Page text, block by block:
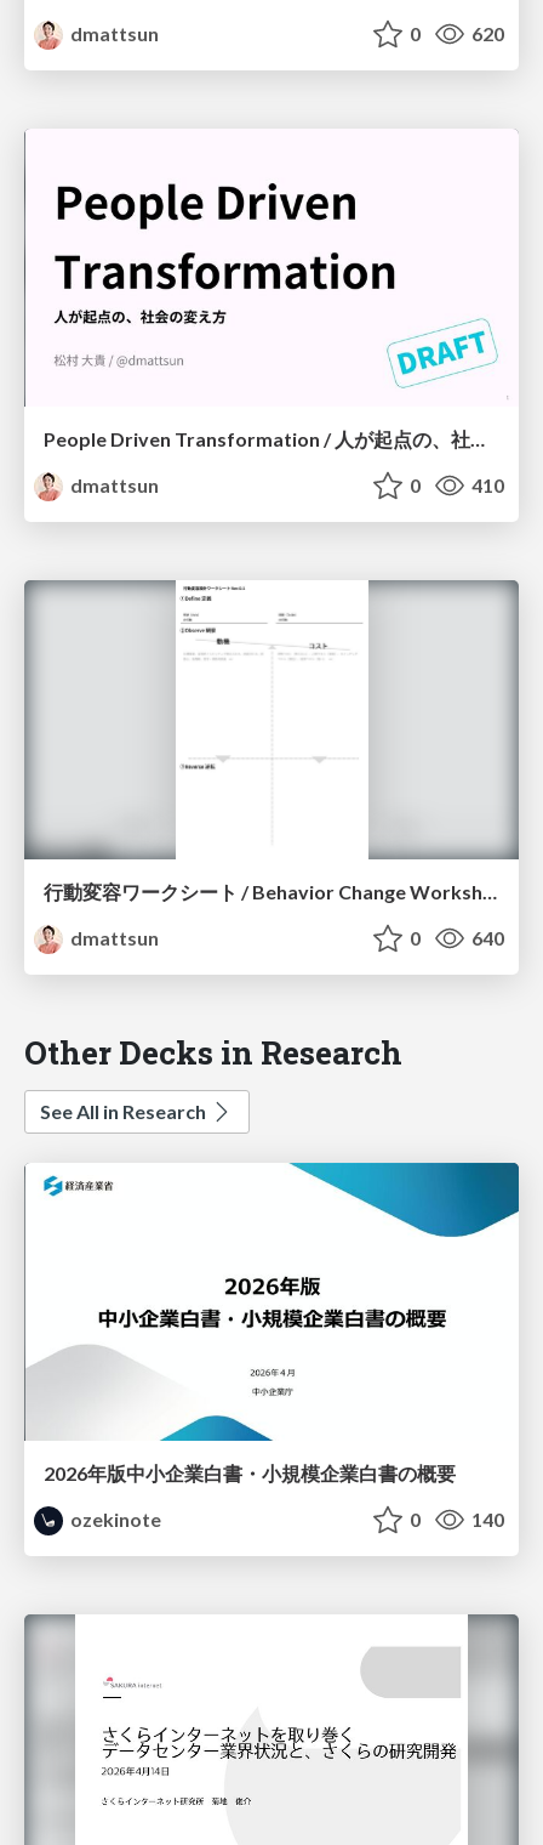
dmattsun 0 620
People Driven Transformation / 人が起点の、社会の変え方
dmattsun
0 410
dmattsun
0 640
Other Decks in Research
See All in Research
2026年版中小企業白書・小規模企業白書の概要
ozekinote
0 140